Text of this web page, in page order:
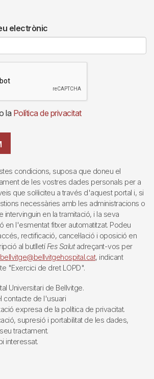
electrònic
la Política de privacitat
condicions, suposa que doneu el
de les vostres dades personals per a
que sol·liciteu a través d'aquest portal i, si
necessàries amb les administracions o
intervinguin en la tramitació, i la seva
en l'esmentat fitxer automatitzat. Podeu
rectificació, cancel·lació i oposició en
al butlletí Fes Salutadreçant-vos per
, indicant
"Exercici de dret LOPD".
Universitari de Bellvitge.
contacte de l'usuari
expresa de la política de privacitat.
supresió i portabilitat de les dades,
tractament.
interessat.